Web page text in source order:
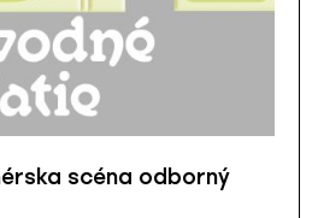
scéna odborný